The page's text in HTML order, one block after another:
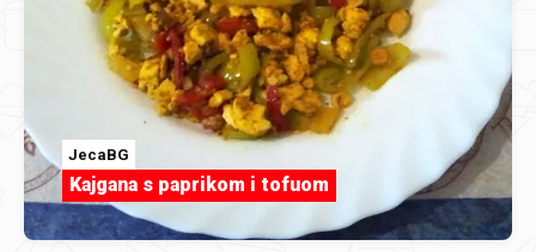
JecaBG
Kajgana s paprikom i tofuom